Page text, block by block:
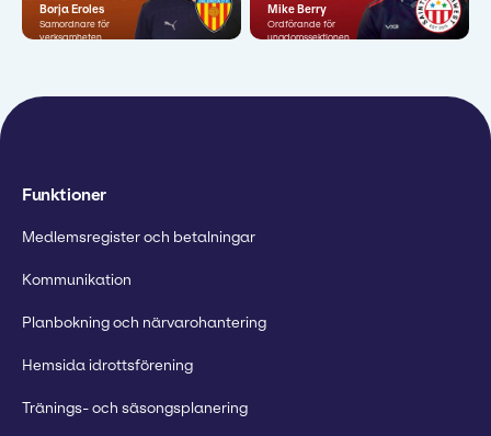
Borja Eroles
Samordnare för
verksamheten
Mike Berry
Ordförande för
ungdomssektionen
Funktioner
Medlemsregister och betalningar
Kommunikation
Planbokning och närvarohantering
Hemsida idrottsförening
Tränings- och säsongsplanering